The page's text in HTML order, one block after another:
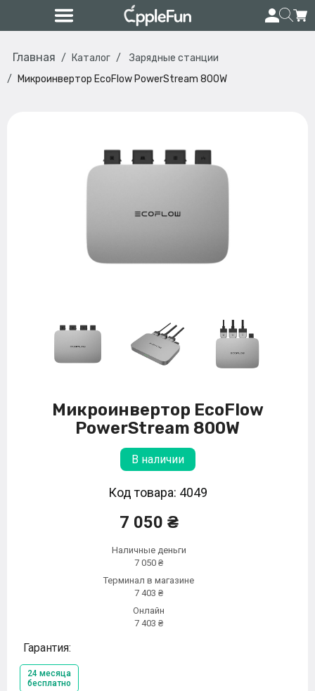
Главная Каталог
Зарядные станции
Микроинвертор EcoFlow PowerStream 800W
Микроинвертор EcoFlow
PowerStream 800W
В наличии
Код товара: 4049
7 050 ₴
Наличные деньги
7 050 ₴
Терминал в магазине
7 403 ₴
Онлайн
7 403 ₴
Гарантия:
24 месяца
бесплатно